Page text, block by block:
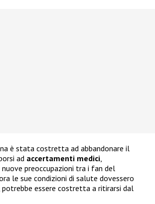
è stata costretta ad abbandonare il
ad accertamenti medici,
preoccupazioni tra i fan del
le sue condizioni di salute dovessero
potrebbe essere costretta a ritirarsi dal